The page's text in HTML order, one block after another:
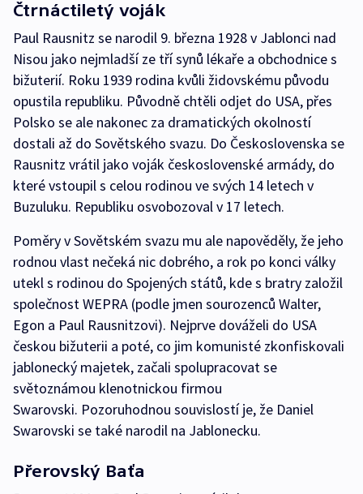
Čtrnáctiletý voják
Paul Rausnitz se narodil 9. března 1928 v Jablonci nad
Nisou jako nejmladší ze tří synů lékaře a obchodnice s
bižuterií. Roku 1939 rodina kvůli židovskému původu
opustila republiku. Původně chtěli odjet do USA, přes
Polsko se ale nakonec za dramatických okolností
dostali až do Sovětského svazu. Do Československa se
Rausnitz vrátil jako voják československé armády, do
které vstoupil s celou rodinou ve svých 14 letech v
Buzuluku. Republiku osvobozoval v 17 letech.
Poměry v Sovětském svazu mu ale napověděly, že jeho
rodnou vlast nečeká nic dobrého, a rok po konci války
utekl s rodinou do Spojených států, kde s bratry založil
společnost WEPRA (podle jmen sourozenců Walter,
Egon a Paul Rausnitzovi). Nejprve dováželi do USA
českou bižuterii a poté, co jim komunisté zkonfiskovali
jablonecký majetek, začali spolupracovat se
světoznámou klenotnickou firmou
Swarovski. Pozoruhodnou souvislostí je, že Daniel
Swarovski se také narodil na Jablonecku.
Přerovský Baťa